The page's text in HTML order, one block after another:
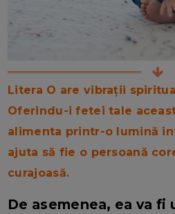
Litera O are vibrații
Oferindu-i fetei tale
alimenta printr-o lumină
ajuta să fie o persoană
curajoasă.
De asemenea, ea va fi